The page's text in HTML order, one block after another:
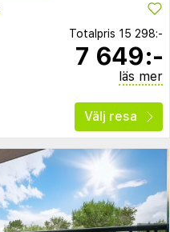
Totalpris 15 298:-
7 649:-
läs mer
Välj resa